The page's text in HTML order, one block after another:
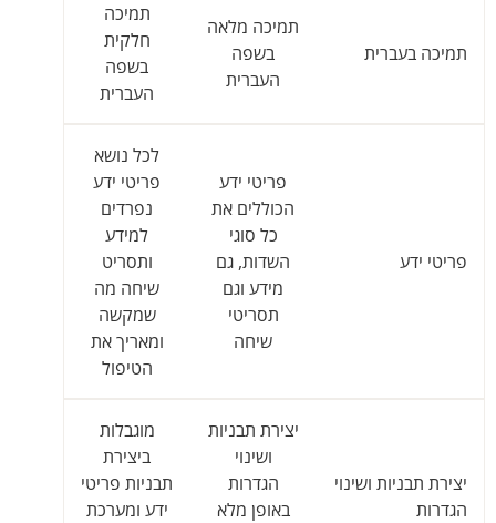
תמיכה בעברית
תמיכה מלאה
בשפה
העברית
תמיכה
חלקית
בשפה
העברית
פריטי ידע
פריטי ידע
הכוללים את
כל סוגי
השדות, גם
מידע וגם
תסריטי
שיחה
לכל נושא
פריטי ידע
נפרדים
למידע
ותסריט
שיחה מה
שמקשה
ומאריך את
הטיפול
יצירת תבניות ושינוי
הגדרות
יצירת תבניות
ושינוי
הגדרות
באופן מלא
מוגבלות
ביצירת
תבניות פריטי
ידע ומערכת